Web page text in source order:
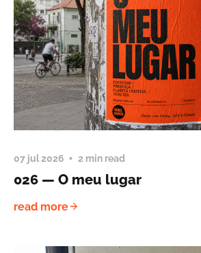
07 jul 2026 2 min read
026 — O meu lugar
read more